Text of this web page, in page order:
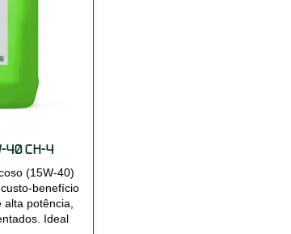
40 CH-4
(15W-40)
benefício
potência,
Ideal